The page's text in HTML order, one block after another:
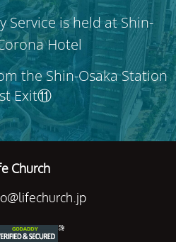
Service is held at Shin-
Hotel
the Shin-Osaka Station
Exit⑪
Church